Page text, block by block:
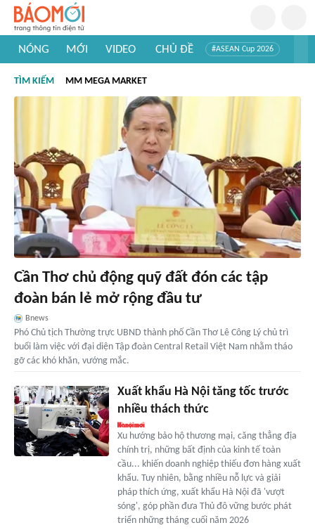
NÓNG MỚI VIDEO CHỦ ĐỀ #ASEAN Cup 2026
#Khám phá thế giới
TÌM KIẾM MM MEGA MARKET
Cần Thơ chủ động quỹ đất đón các tập
đoàn bán lẻ mở rộng đầu tư
Bnews
Phó Chủ tịch Thường trực UBND thành phố Cần Thơ Lê Công Lý chủ trì
buổi làm việc với đại diện Tập đoàn Central Retail Việt Nam nhằm tháo
gỡ các khó khăn, vướng mắc.
Xuất khẩu Hà Nội tăng tốc trước
nhiều thách thức
Xu hướng bảo hộ thương mại, căng thẳng địa
chính trị, những bất định của kinh tế toàn
cầu... khiến doanh nghiệp thiếu đơn hàng xuất
khẩu. Tuy nhiên, bằng nhiều nỗ lực và giải
pháp thích ứng, xuất khẩu Hà Nội đã 'vượt
sóng', góp phần đưa Thủ đô vững bước phát
triển những tháng cuối năm 2026